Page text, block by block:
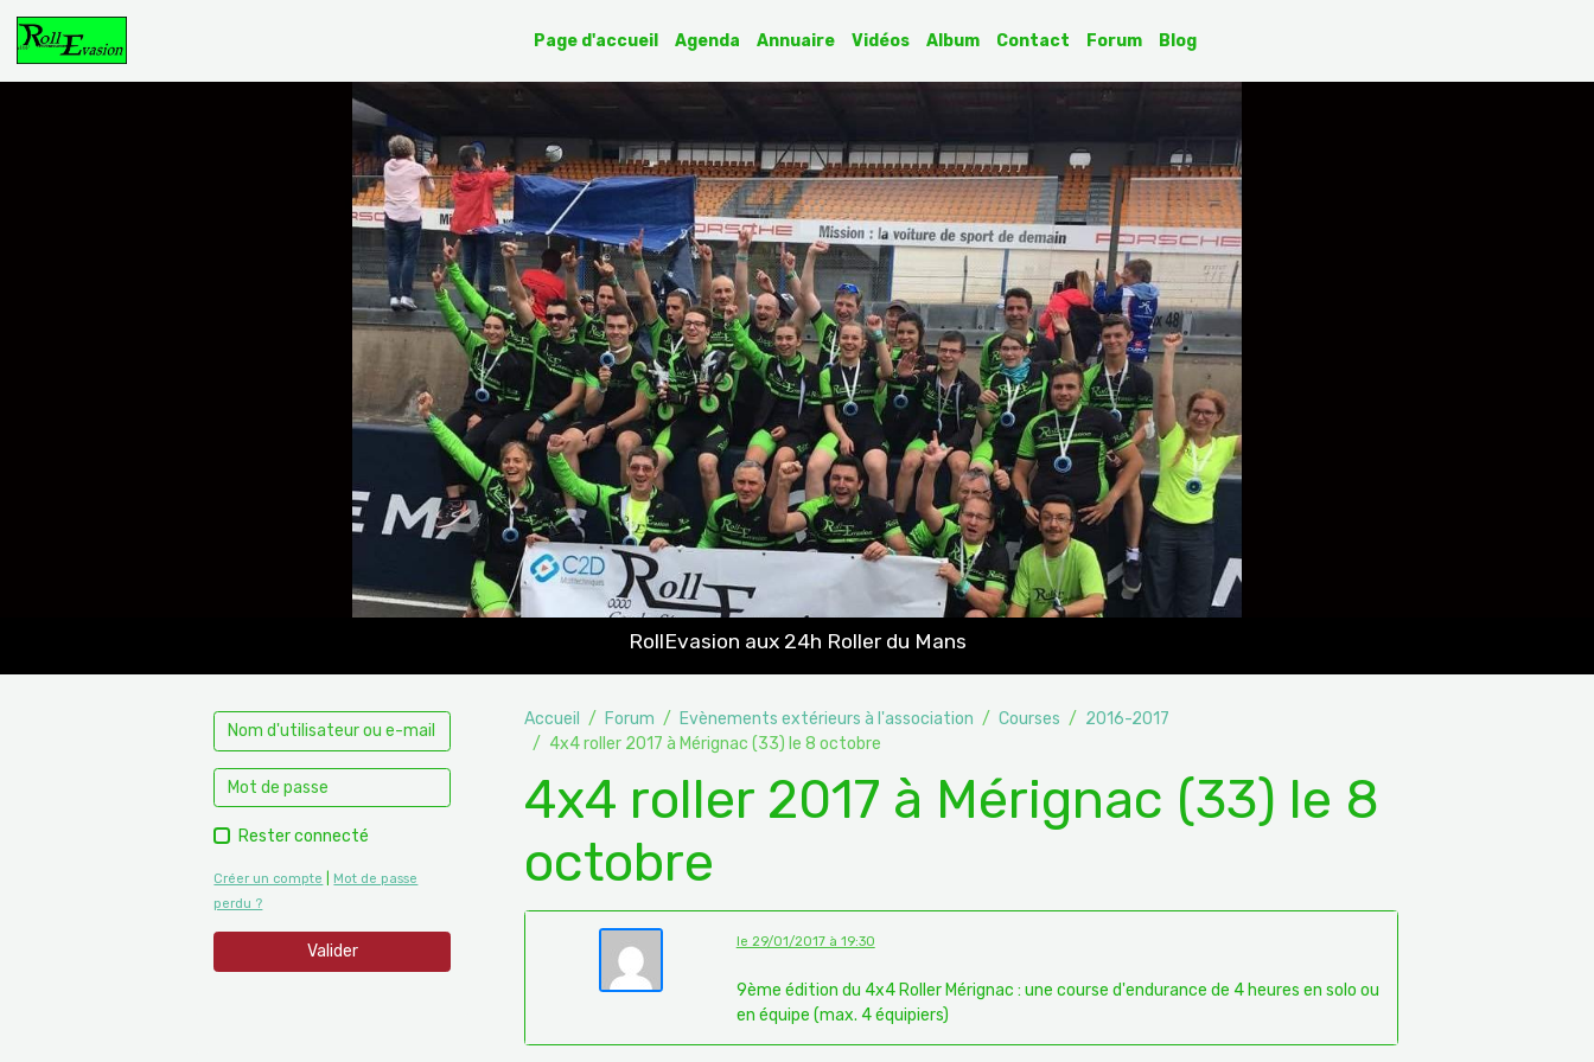
Page d'accueil Agenda Annuaire Vidéos Album Contact Forum Blog
RollEvasion aux 24h Roller du Mans
Accueil Forum Evènements extérieurs à l'association Courses
2016-2017
4x4 roller 2017 à Mérignac (33) le 8 octobre
4x4 roller 2017 à Mérignac (33) le 8
octobre
le 29/01/2017 à 19:30
9ème édition du 4x4 Roller Mérignac : une course d'endurance de 4 heures en solo ou
en équipe (max. 4 équipiers)
Rester connecté
Créer un compte
Mot de passe
perdu ?
Valider